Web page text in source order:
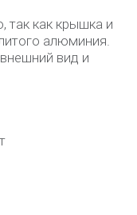
так как крышка и
алюминия.
вид и